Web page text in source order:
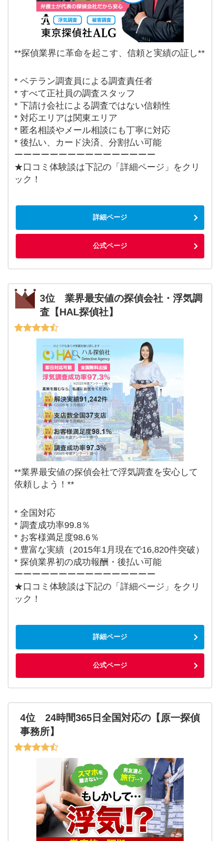
**探偵業界に革命を起こす、信頼と実績の証し**
* ベテラン調査員による調査責任者
* すべて正社員の調査スタッフ
* 下請け会社による調査ではない信頼性
* 対応エリアは関東エリア
* 匿名相談やメール相談にも丁寧に対応
* 後払い、カード決済、分割払い可能
ーーーーーーーーーーーーーーーー
★口コミ体験談は下記の「詳細ページ」をクリ
ック！
詳細ページ
公式ページ
3位 業界最安値の探偵会社・浮気調
査【HAL探偵社】
**業界最安値の探偵会社で浮気調査を安心して
依頼しよう！**
* 全国対応
* 調査成功率99.8％
* お客様満足度98.6％
* 豊富な実績（2015年1月現在で16,820件突破）
* 探偵業界初の成功報酬・後払い可能
ーーーーーーーーーーーーーーーー
★口コミ体験談は下記の「詳細ページ」をクリ
ック！
詳細ページ
公式ページ
4位 24時間365日全国対応の【原一探偵
事務所】